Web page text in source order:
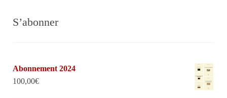
S’abonner
Abonnement 2024
100,00€